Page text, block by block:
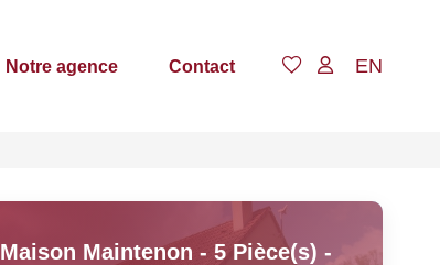
Notre agence Contact EN
Maison Maintenon - 5 Pièce(s) -